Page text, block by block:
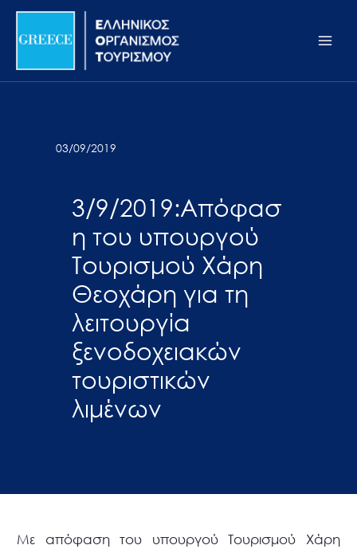
Σημείωση:
ιστότοπος
προσβασιμότητας.
Μετάβαση
περιεχόμενο
03/09/2019
3/9/2019:Aπόφασ
η του υπουργού
Τουρισμού Χάρη
Θεοχάρη για τη
λειτουργία
ξενοδοχειακών
τουριστικών
λιμένων
Με απόφαση του υπουργού Τουρισμού Χάρη